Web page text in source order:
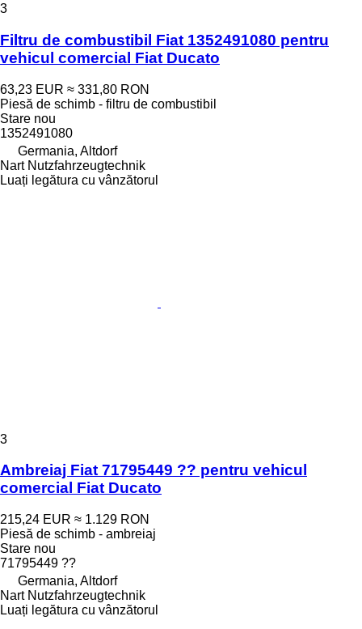
3
Filtru de combustibil Fiat 1352491080 pentru
vehicul comercial Fiat Ducato
63,23 EUR ≈ 331,80 RON
Piesă de schimb - filtru de combustibil
Stare nou
1352491080
Germania, Altdorf
Nart Nutzfahrzeugtechnik
Luați legătura cu vânzătorul
3
Ambreiaj Fiat 71795449 ?? pentru vehicul
comercial Fiat Ducato
215,24 EUR ≈ 1.129 RON
Piesă de schimb - ambreiaj
Stare nou
71795449 ??
Germania, Altdorf
Nart Nutzfahrzeugtechnik
Luați legătura cu vânzătorul